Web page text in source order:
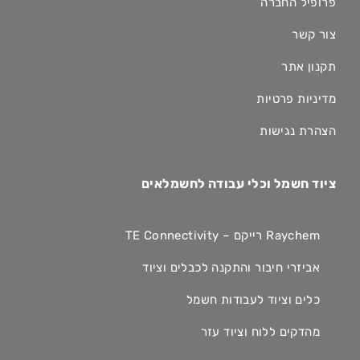
צור קשר
תקנון אתר
מדיניות פרטיות
הצהרת נגישות
ציוד חשמל וכלי עבודה לחשמלאים
Raychem רייקם – TE Connectivity
אביזרי חיבור והתקנה לכבלים וציוד
כלים וציוד לעבודות חשמל
מהדקים ללוח וציוד עזר